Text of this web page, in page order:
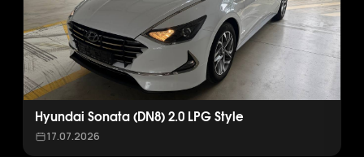
Hyundai Sonata (DN8) 2.0 LPG Style
17.07.2026